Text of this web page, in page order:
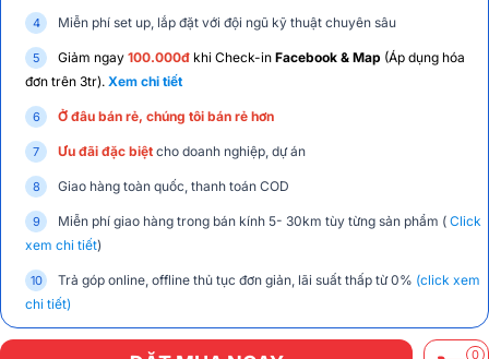
Miễn phí set up, lắp đặt với đội ngũ kỹ thuật chuyên sâu
Giảm ngay 100.000đ khi Check-in Facebook & Map (Áp dụng hóa
đơn trên 3tr). Xem chi tiết
Ở đâu bán rẻ, chúng tôi bán rẻ hơn
Ưu đãi đặc biệt cho doanh nghiệp, dự án
Giao hàng toàn quốc, thanh toán COD
Miễn phí giao hàng trong bán kính 5- 30km tùy từng sản phẩm ( Click
xem chi tiết)
Trả góp online, offline thủ tục đơn giản, lãi suất thấp từ 0% (click xem
chi tiết)
0